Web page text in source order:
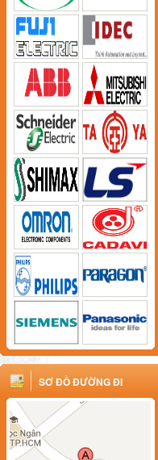
SƠ ĐỒ ĐƯỜNG ĐI